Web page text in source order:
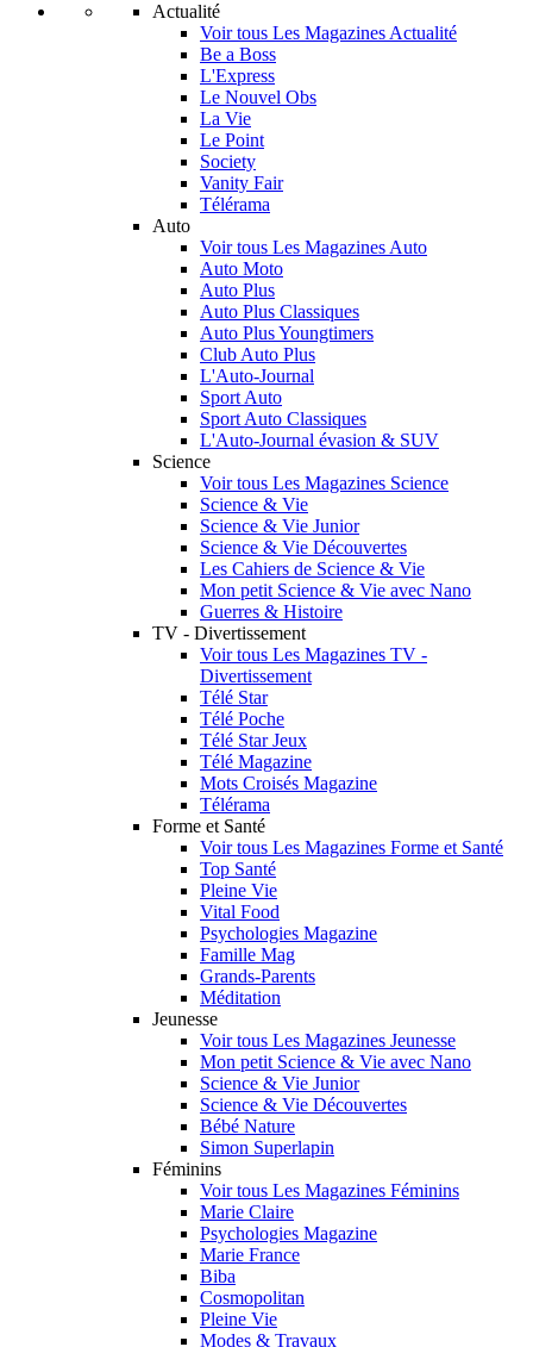
Actualité
Voir tous Les Magazines Actualité
Be a Boss
L'Express
Le Nouvel Obs
La Vie
Le Point
Society
Vanity Fair
Télérama
Auto
Voir tous Les Magazines Auto
Auto Moto
Auto Plus
Auto Plus Classiques
Auto Plus Youngtimers
Club Auto Plus
L'Auto-Journal
Sport Auto
Sport Auto Classiques
L'Auto-Journal évasion & SUV
Science
Voir tous Les Magazines Science
Science & Vie
Science & Vie Junior
Science & Vie Découvertes
Les Cahiers de Science & Vie
Mon petit Science & Vie avec Nano
Guerres & Histoire
TV - Divertissement
Voir tous Les Magazines TV -
Divertissement
Télé Star
Télé Poche
Télé Star Jeux
Télé Magazine
Mots Croisés Magazine
Télérama
Forme et Santé
Voir tous Les Magazines Forme et Santé
Top Santé
Pleine Vie
Vital Food
Psychologies Magazine
Famille Mag
Grands-Parents
Méditation
Jeunesse
Voir tous Les Magazines Jeunesse
Mon petit Science & Vie avec Nano
Science & Vie Junior
Science & Vie Découvertes
Bébé Nature
Simon Superlapin
Féminins
Voir tous Les Magazines Féminins
Marie Claire
Psychologies Magazine
Marie France
Biba
Cosmopolitan
Pleine Vie
Modes & Travaux